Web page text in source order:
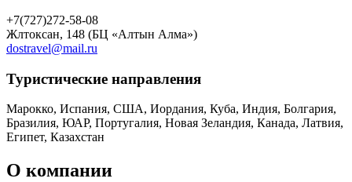
+7(727)272-58-08
Жлтоксан, 148 (БЦ «Алтын Алма»)
dostravel@mail.ru
Туристическиe направления
Марокко, Испания, США, Иордания, Куба, Индия, Болгария,
Бразилия, ЮАР, Португалия, Новая Зеландия, Канада, Латвия,
Египет, Казахстан
О компании